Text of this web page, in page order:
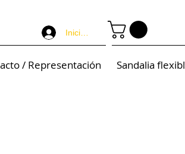
Iniciar sesión
/ Representación Sandalia